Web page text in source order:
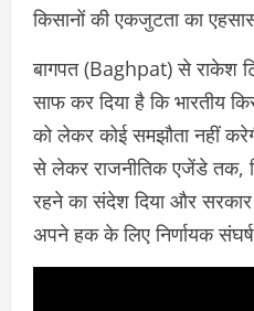
किसानों की एकजुटता का
बागपत (Baghpat) से राकेश
साफ कर दिया है कि भारतीय
को लेकर कोई समझौता नहीं
से लेकर राजनीतिक एजेंडे तक,
रहने का संदेश दिया और
अपने हक के लिए निर्णायक